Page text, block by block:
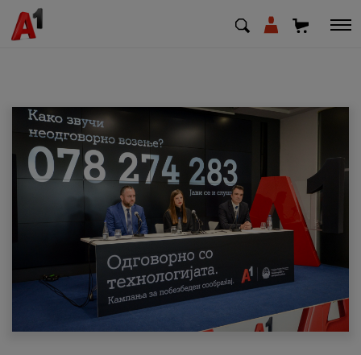
МК EN SQ
Деловни
Поддршка
Надополни кредит